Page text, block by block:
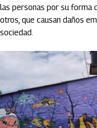
las personas por su forma
otros, que causan daños
sociedad.